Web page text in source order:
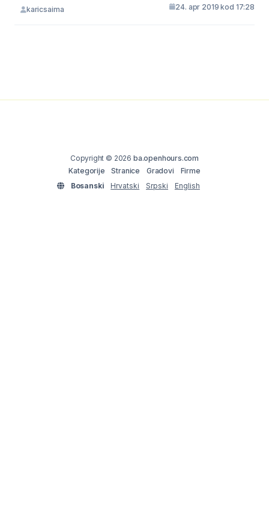
karicsaima 24. apr 2019 kod 17:28
Copyright © 2026 ba.openhours.com
Kategorije
Stranice Gradovi
Firme
Bosanski
Hrvatski Srpski English